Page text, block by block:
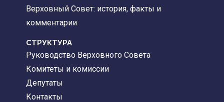
Верховный Совет: история, факты и
комментарии
CТРУКТУРА
Руководство Верховного Совета
Комитеты и комиссии
Депутаты
Контакты